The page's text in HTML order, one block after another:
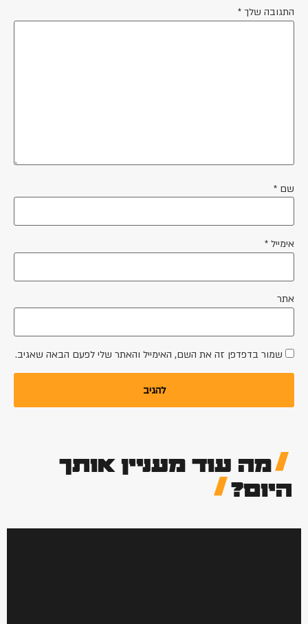
התגובה שלך *
שם *
אימייל *
אתר
שמור בדפדפן זה את השם, האימייל והאתר שלי לפעם הבאה שאגיב.
מה עוד מעניין אותך
היום?